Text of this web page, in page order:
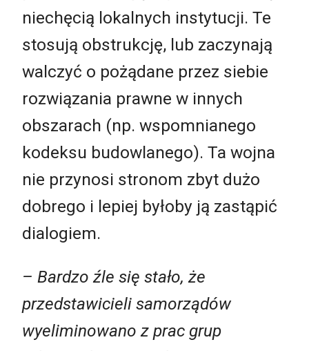
niechęcią lokalnych instytucji. Te
stosują obstrukcję, lub zaczynają
walczyć o pożądane przez siebie
rozwiązania prawne w innych
obszarach (np. wspomnianego
kodeksu budowlanego). Ta wojna
nie przynosi stronom zbyt dużo
dobrego i lepiej byłoby ją zastąpić
dialogiem.
– Bardzo źle się stało, że
przedstawicieli samorządów
wyeliminowano z prac grup